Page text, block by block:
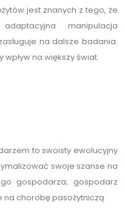
jest znanych z tego, że
manipulacja
na dalsze badania.
na większy świat.
to swoisty ewolucyjny
swoje szanse na
gospodarza; gospodarz
chorobę pasożytniczą.